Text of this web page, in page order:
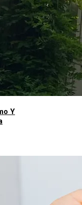
Y